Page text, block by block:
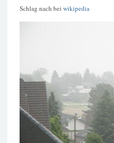
Schlag nach bei wikipedia